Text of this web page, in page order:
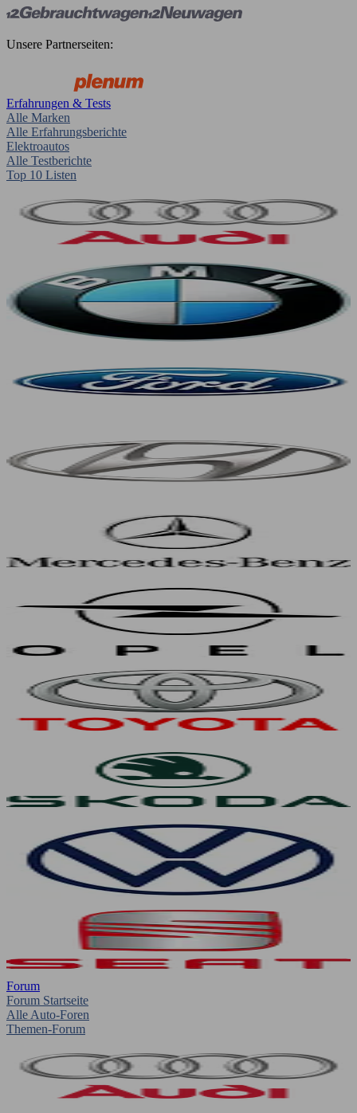
Unsere Partnerseiten:
Erfahrungen & Tests
Alle Marken
Alle Erfahrungsberichte
Elektroautos
Alle Testberichte
Top 10 Listen
Forum
Forum Startseite
Alle Auto-Foren
Themen-Forum